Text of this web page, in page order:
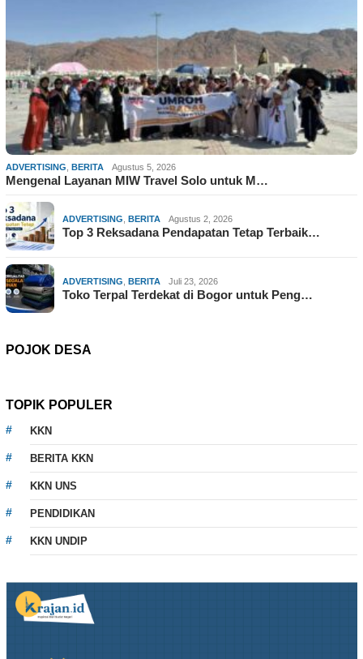
ADVERTISING BERITA Agustus 5, 2026
Mengenal Layanan MIW Travel Solo untuk M…
ADVERTISING BERITA Agustus 2, 2026
Top 3 Reksadana Pendapatan Tetap Terbaik…
ADVERTISING BERITA Juli 23, 2026
Toko Terpal Terdekat di Bogor untuk Peng…
POJOK DESA
TOPIK POPULER
KKN
BERITA KKN
KKN UNS
PENDIDIKAN
KKN UNDIP